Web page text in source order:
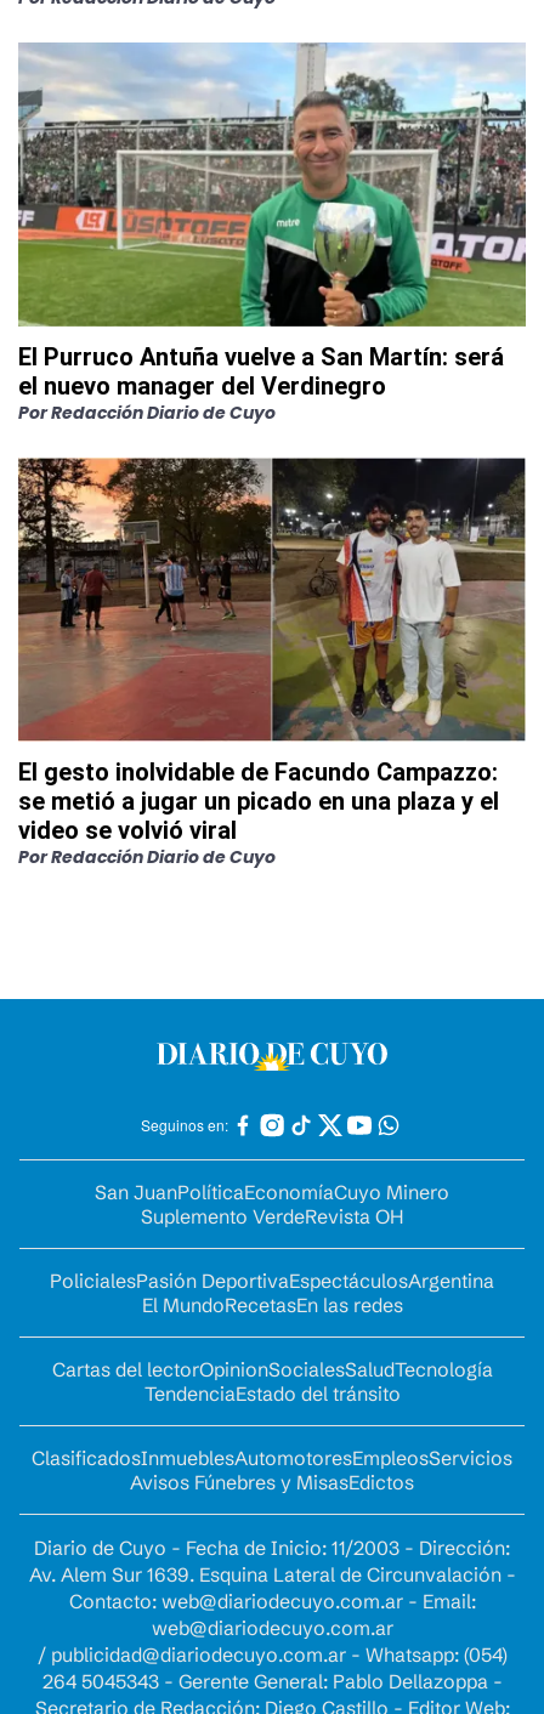
El Purruco Antuña vuelve a San Martín: será
el nuevo manager del Verdinegro
PorRedacción Diario de Cuyo
El gesto inolvidable de Facundo Campazzo:
se metió a jugar un picado en una plaza y el
video se volvió viral
PorRedacción Diario de Cuyo
Seguinos en:
San JuanPolíticaEconomíaCuyo Minero
Suplemento VerdeRevista OH
PolicialesPasión DeportivaEspectáculosArgentina
El MundoRecetasEn las redes
Cartas del lectorOpinionSocialesSaludTecnología
TendenciaEstado del tránsito
ClasificadosInmueblesAutomotoresEmpleosServicios
Avisos Fúnebres y MisasEdictos
Diario de Cuyo - Fecha de Inicio: 11/2003 - Dirección:
Av. Alem Sur 1639. Esquina Lateral de Circunvalación -
Contacto: web@diariodecuyo.com.ar- Email:
web@diariodecuyo.com.ar
/ publicidad@diariodecuyo.com.ar- Whatsapp: (054)
264 5045343 - Gerente General: Pablo Dellazoppa -
Secretario de Redacción: Diego Castillo - Editor Web: